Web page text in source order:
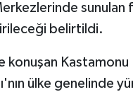
sunulan
belirtildi.
konuşan Kastamonu
ülke genelinde